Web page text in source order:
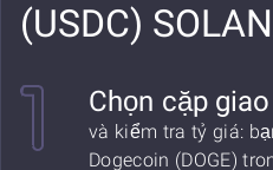
(USDC)
Chọn cặp
và kiểm tra tỷ giá:
Dogecoin (DOGE)